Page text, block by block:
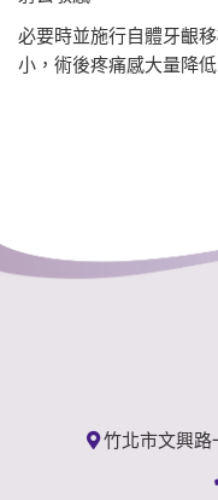
必要時並施行自體牙齦
小，術後疼痛感大量降低
竹北市文興路